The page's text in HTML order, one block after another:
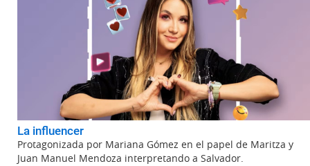
La influencer
Protagonizada por Mariana Gómez en el papel de Maritza y
Juan Manuel Mendoza interpretando a Salvador.